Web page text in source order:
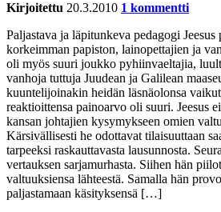
Kirjoitettu 20.3.2010 1 kommentti
Paljastava ja läpitunkeva pedagogi Jeesus
korkeimman papiston, lainopettajien ja
oli myös suuri joukko pyhiinvaeltajia,
vanhoja tuttuja Juudean ja Galilean
kuuntelijoinakin heidän läsnäolonsa
reaktioittensa painoarvo oli suuri. Jeesus
kansan johtajien kysymykseen omien
Kärsivällisesti he odottavat tilaisuuttaan
tarpeeksi raskauttavasta lausunnosta.
vertauksen sarjamurhasta. Siihen hän
valtuuksiensa lähteestä. Samalla hän
paljastamaan käsityksensä […]